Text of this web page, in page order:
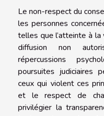
Le non-respect du
les personnes
telles que l’atteinte à
diffusion non
répercussions
poursuites judiciaires
ceux qui violent ces
et le respect de
privilégier la